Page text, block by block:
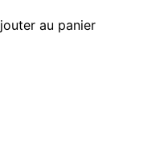
au panier